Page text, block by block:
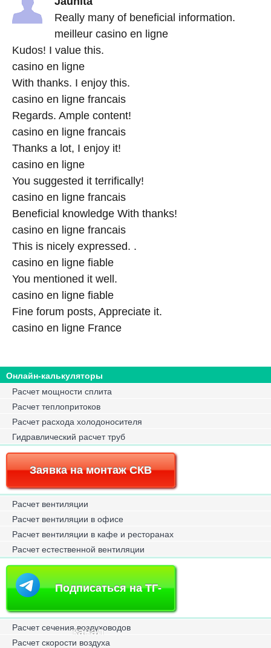
Really many of beneficial information.
meilleur casino en ligne
Kudos! I value this.
casino en ligne
With thanks. I enjoy this.
casino en ligne francais
Regards. Ample content!
casino en ligne francais
Thanks a lot, I enjoy it!
casino en ligne
You suggested it terrifically!
casino en ligne francais
Beneficial knowledge With thanks!
casino en ligne francais
This is nicely expressed. .
casino en ligne fiable
You mentioned it well.
casino en ligne fiable
Fine forum posts, Appreciate it.
casino en ligne France
Онлайн-калькуляторы
Расчет мощности сплита
Расчет теплопритоков
Расчет расхода холодоносителя
Гидравлический расчет труб
Заявка на монтаж СКВ
Расчет вентиляции
Расчет вентиляции в офисе
Расчет вентиляции в кафе и ресторанах
Расчет естественной вентиляции
Подписаться на ТГ-
канал
Расчет сечения воздуховодов
Расчет скорости воздуха